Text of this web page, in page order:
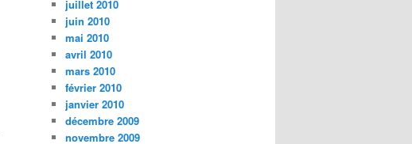
juillet 2010
juin 2010
mai 2010
avril 2010
mars 2010
février 2010
janvier 2010
décembre 2009
novembre 2009